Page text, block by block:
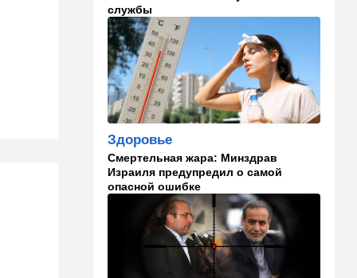
13:47 Ближний Восток
Турция все ближе подходит
к опасной черте в
отношениях с Израилем:
провокационное заявление
13:45 В мире
предупреждать соседей об
опасном вирусе
13:22 Стиль жизни
Что действительно помогает
пережить израильскую
жару, а что является мифом.
Разбираемся
службы
Здоровье
Смертельная жара: Минздрав
Израиля предупредил о самой
опасной ошибке